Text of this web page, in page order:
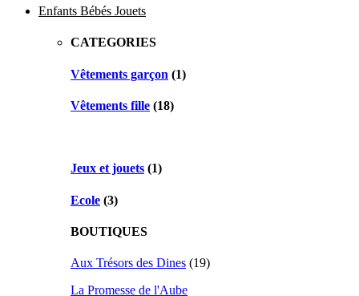
Enfants Bébés Jouets
CATEGORIES
Vêtements garçon (1)
Vêtements fille (18)
Jeux et jouets (1)
Ecole (3)
BOUTIQUES
Aux Trésors des Dines (19)
La Promesse de l'Aube